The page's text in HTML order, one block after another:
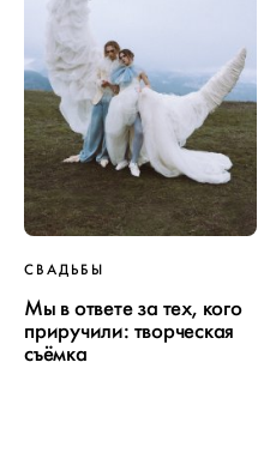
СВАДЬБЫ
Мы в ответе за тех, кого
приручили: творческая
съёмка
ПРОЕКТ
СВАДЬБЫ
ОТ WEDDYWOOD